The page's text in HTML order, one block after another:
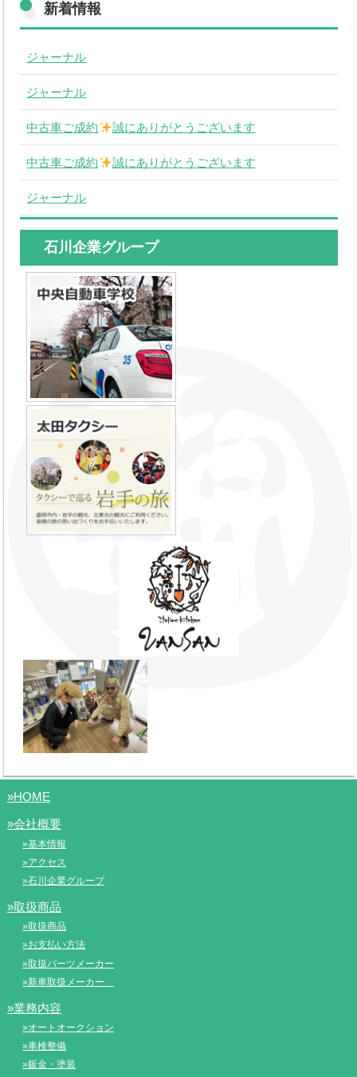
新着情報
ジャーナル
ジャーナル
中古車ご成約 誠にありがとうございます
中古車ご成約 誠にありがとうございます
ジャーナル
石川企業グループ
»HOME
»会社概要
»基本情報
»アクセス
»石川企業グループ
»取扱商品
»取扱商品
»お支払い方法
»取扱パーツメーカー
»新車取扱メーカー
»業務内容
»オートオークション
»車検整備
»鈑金・塗装